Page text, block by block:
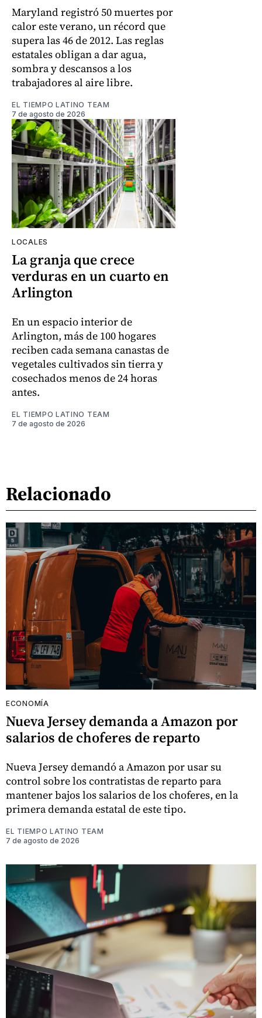
Maryland registró 50 muertes por
calor este verano, un récord que
supera las 46 de 2012. Las reglas
estatales obligan a dar agua,
sombra y descansos a los
trabajadores al aire libre.
EL TIEMPO LATINO TEAM
7 de agosto de 2026
LOCALES
La granja que crece
verduras en un cuarto en
Arlington
En un espacio interior de
Arlington, más de 100 hogares
reciben cada semana canastas de
vegetales cultivados sin tierra y
cosechados menos de 24 horas
antes.
EL TIEMPO LATINO TEAM
7 de agosto de 2026
Relacionado
ECONOMÍA
Nueva Jersey demanda a Amazon por
salarios de choferes de reparto
Nueva Jersey demandó a Amazon por usar su
control sobre los contratistas de reparto para
mantener bajos los salarios de los choferes, en la
primera demanda estatal de este tipo.
EL TIEMPO LATINO TEAM
7 de agosto de 2026